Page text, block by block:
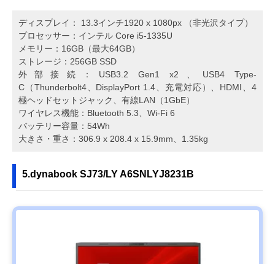
ディスプレイ： 13.3インチ1920 x 1080px （非光沢タイプ）
プロセッサー：インテル Core i5-1335U
メモリー：16GB（最大64GB）
ストレージ：256GB SSD
外部接続：USB3.2 Gen1 x2、USB4 Type-
C（Thunderbolt4、DisplayPort 1.4、充電対応）、HDMI、4
極ヘッドセットジャック、有線LAN（1GbE）
ワイヤレス機能：Bluetooth 5.3、Wi-Fi 6
バッテリー容量：54Wh
大きさ・重さ：306.9 x 208.4 x 15.9mm、1.35kg
5.dynabook SJ73/LY A6SNLYJ8231B